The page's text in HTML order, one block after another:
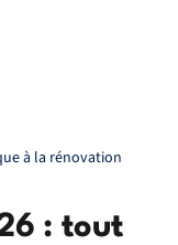
à la rénovation
: tout